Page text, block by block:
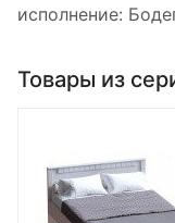
исполнение:
Товары из